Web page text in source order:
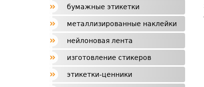
бумажные этикетки
металлизированные наклейки
нейлоновая лента
изготовление стикеров
этикетки-ценники